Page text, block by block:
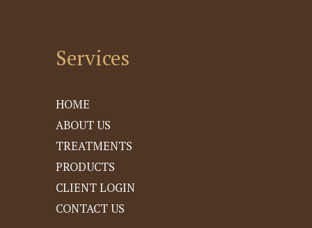
Services
HOME
ABOUT US
TREATMENTS
PRODUCTS
CLIENT LOGIN
CONTACT US